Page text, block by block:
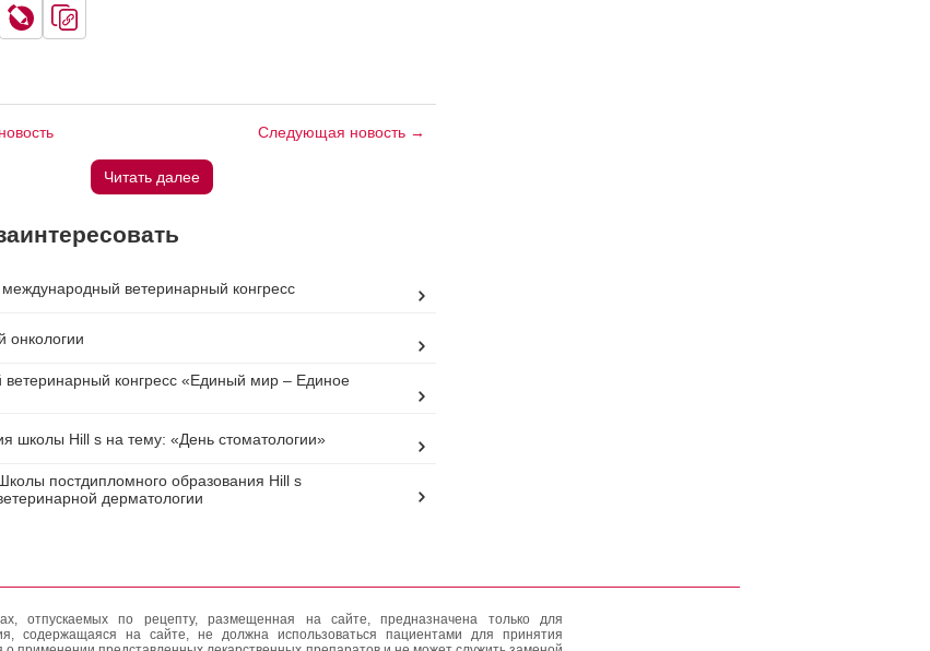
Следующая новость →
Читать далее
ветеринарный конгресс
онкологии
конгресс «Единый мир – Единое
школы Hill s на тему: «День стоматологии»
постдипломного образования Hill s
дерматологии
отпускаемых по рецепту, размещенная на сайте, предназначена только для
содержащаяся на сайте, не должна использоваться пациентами для принятия